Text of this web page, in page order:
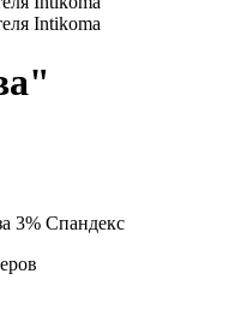
3% Спандекс